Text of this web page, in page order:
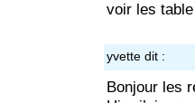
voir les
yvette dit :
Bonjour les